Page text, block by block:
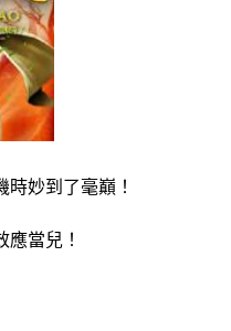
妙到了毫巔！
當兒！